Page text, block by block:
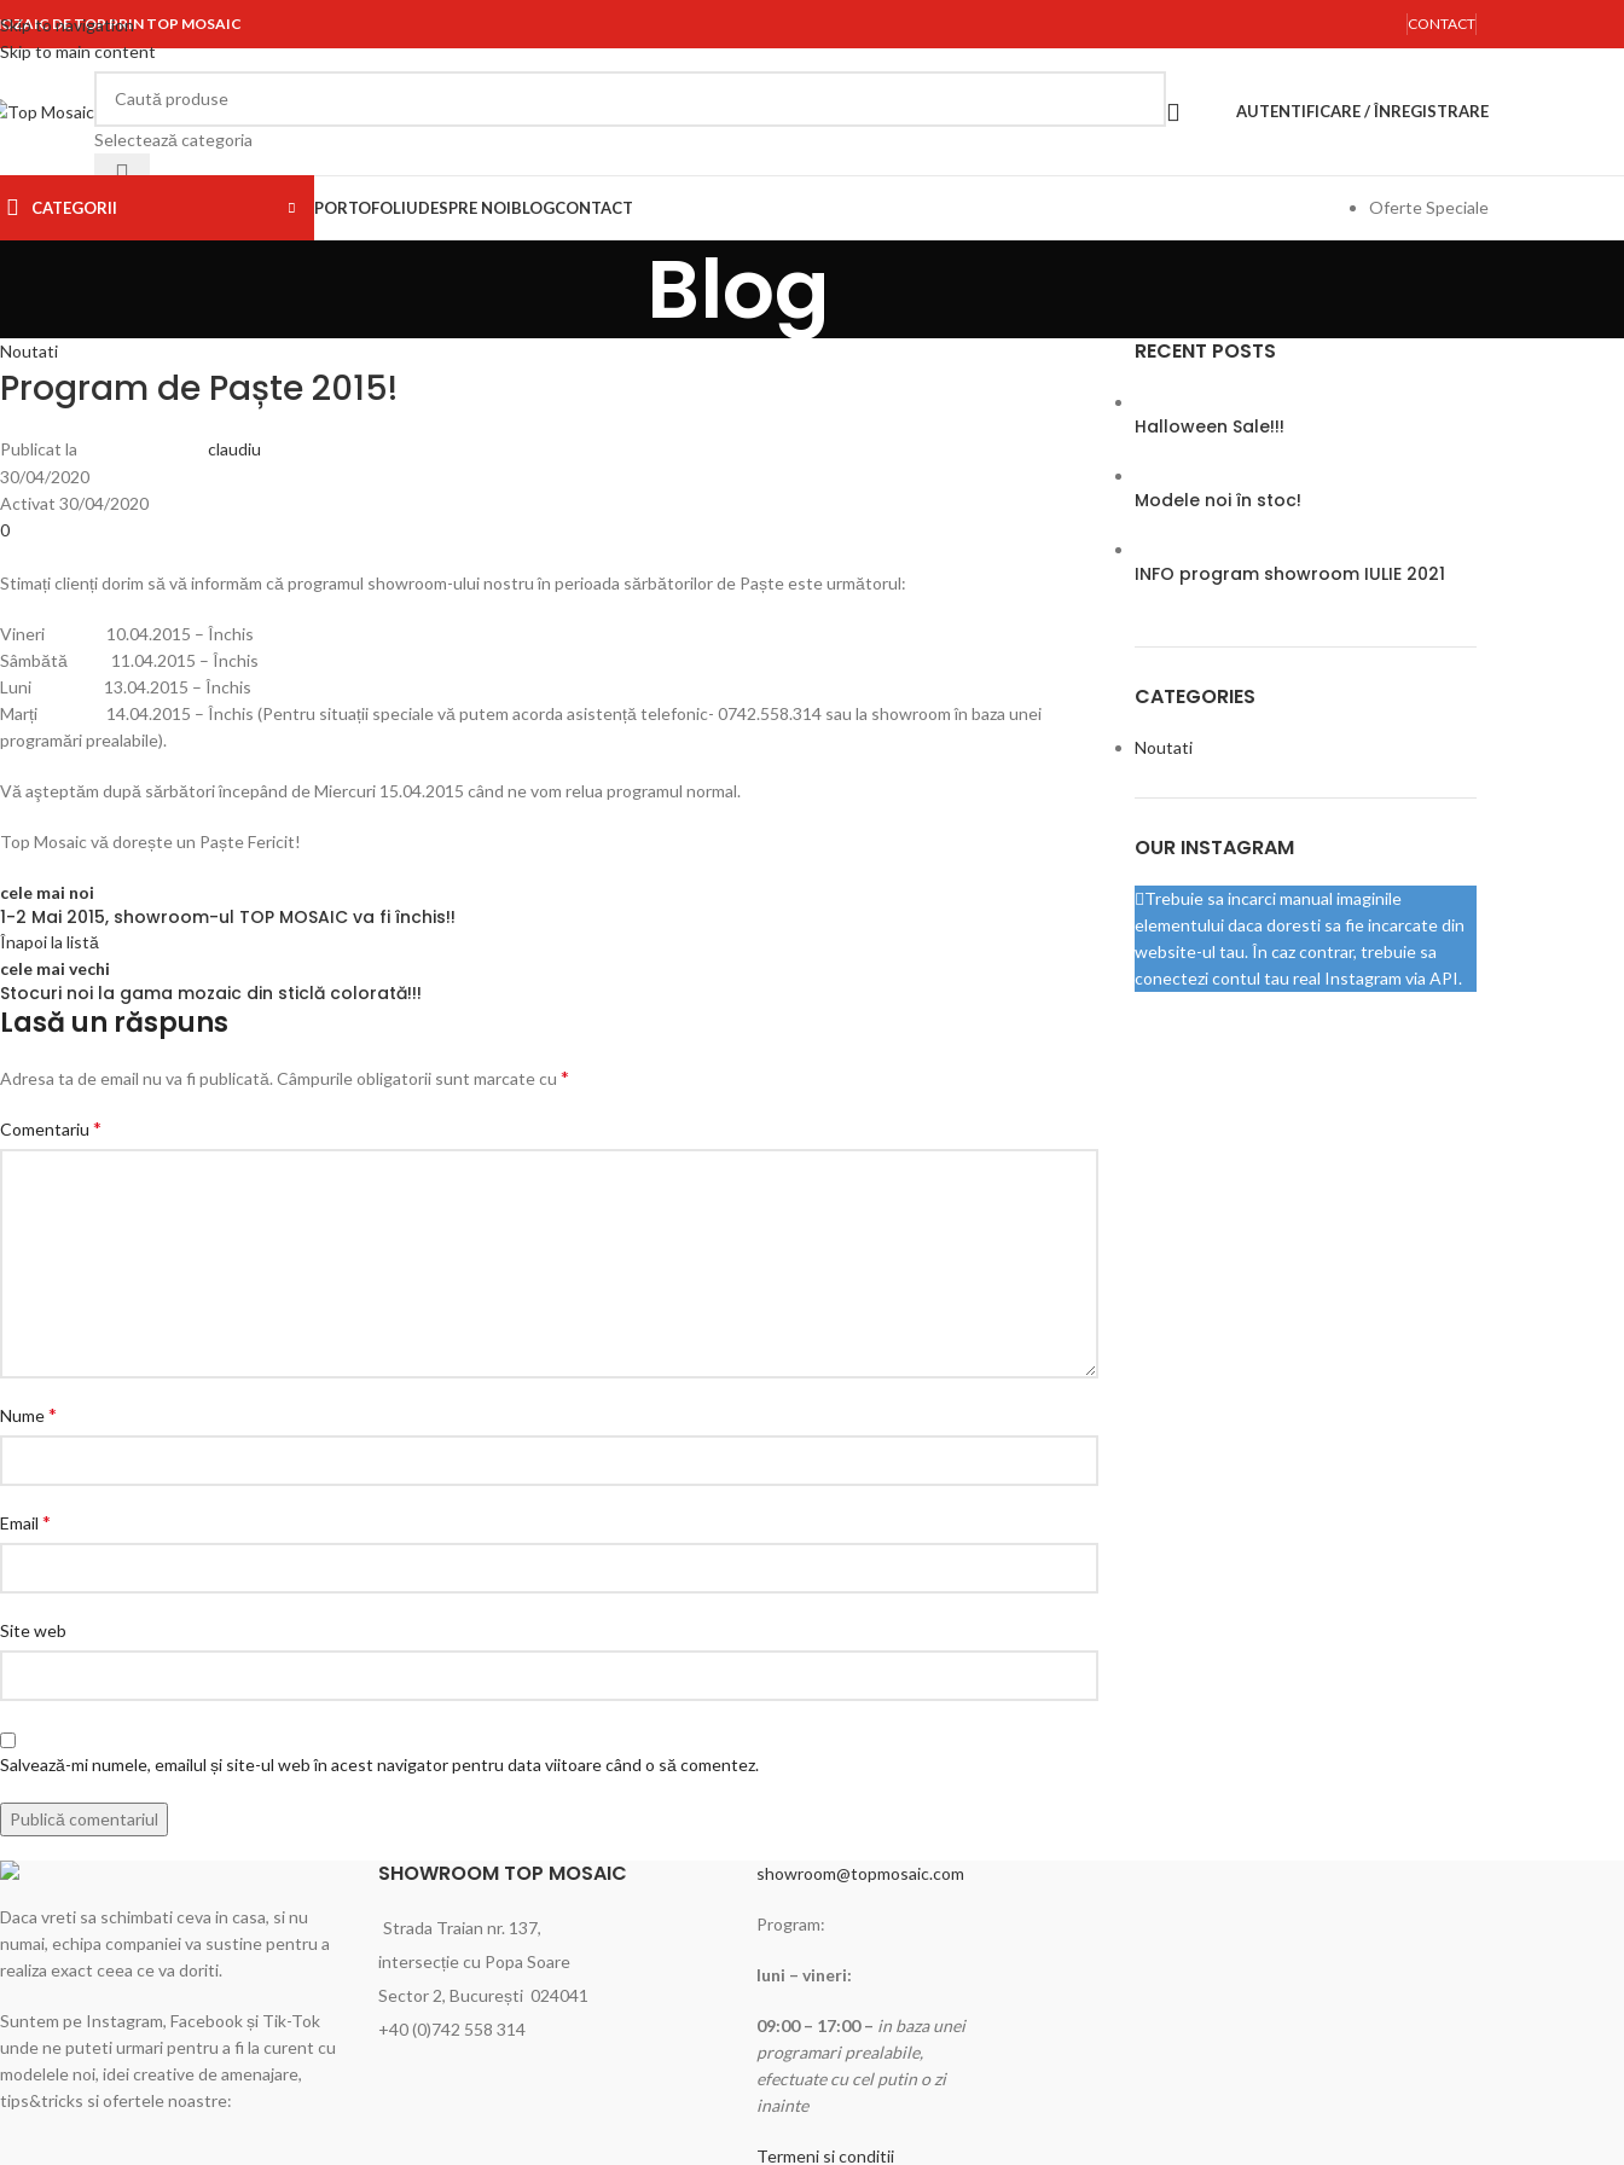
Skip to navigation
Skip to main content
DE TOP PRIN TOP MOSAIC CONTACT
Selectează categoria
AUTENTIFICARE / ÎNREGISTRARE
CATEGORII PORTOFOLIUDESPRE NOIBLOGCONTACT Oferte Speciale
Blog
Noutati
Program de Paște 2015!
Publicat la
claudiu
30/04/2020
Activat 30/04/2020
0
Stimați clienți dorim să vă informăm că programul showroom-ului nostru în perioada sărbătorilor de Paște este următorul:
Vineri 10.04.2015 – Închis
Sâmbătă 11.04.2015 – Închis
Luni 13.04.2015 – Închis
Marți 14.04.2015 – Închis (Pentru situații speciale vă putem acorda asistență telefonic- 0742.558.314 sau la showroom în baza unei
programări prealabile).
Vă aşteptăm după sărbători începând de Miercuri 15.04.2015 când ne vom relua programul normal.
Top Mosaic vă dorește un Paște Fericit!
cele mai noi
1-2 Mai 2015, showroom-ul TOP MOSAIC va fi închis!!
Înapoi la listă
cele mai vechi
Stocuri noi la gama mozaic din sticlă colorată!!!
Lasă un răspuns
Adresa ta de email nu va fi publicată.Câmpurile obligatorii sunt marcate cu *
Comentariu *
Nume*
Email *
Site web
Salvează-mi numele, emailul și site-ul web în acest navigator pentru data viitoare când o să comentez.
RECENT POSTS
Halloween Sale!!!
Modele noi în stoc!
INFO program showroom IULIE 2021
CATEGORIES
Noutati
OUR INSTAGRAM
Trebuie sa incarci manual imaginile
elementului daca doresti sa fie incarcate din
website-ul tau. În caz contrar, trebuie sa
conectezi contul tau real Instagram via API.
Daca vreti sa schimbati ceva in casa, si nu
numai, echipa companiei va sustine pentru a
realiza exact ceea ce va doriti.
Suntem pe Instagram, Facebook și Tik-Tok
unde ne puteti urmari pentru a fi la curent cu
modelele noi, idei creative de amenajare,
tips&tricks si ofertele noastre:
SHOWROOM TOP MOSAIC
Strada Traian nr. 137,
intersecție cu Popa Soare
Sector 2, București 024041
+40 (0)742 558 314
showroom@topmosaic.com
Program:
luni – vineri:
09:00 – 17:00 – in baza unei
programari prealabile,
efectuate cu cel putin o zi
inainte
Termeni si conditii